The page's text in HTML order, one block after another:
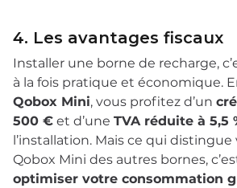
4. Les avantages fiscaux
Installer une borne de recharge,
à la fois pratique et économique.
Qobox Mini, vous profitez d’un
500 € et d’une TVA réduite à 5,5
l’installation. Mais ce qui
Qobox Mini des autres bornes,
optimiser votre consommation